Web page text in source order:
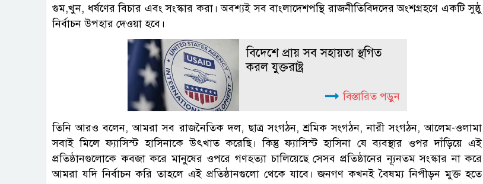
গুম,খুন, ধর্ষণের বিচার এবং সংস্কার করা। অবশ্যই সব বাংলাদেশপন্থি রাজনীতিবিদদের অংশগ্রহণে একটি সুষ্ঠু
নির্বাচন উপহার দেওয়া হবে।
বিদেশে প্রায় সব সহায়তা স্থগিত
করল যুক্তরাষ্ট্র
বিস্তারিত পড়ুন
তিনি আরও বলেন, আমরা সব রাজনৈতিক দল, ছাত্র সংগঠন, শ্রমিক সংগঠন, নারী সংগঠন, আলেম-ওলামা
সবাই মিলে ফ্যাসিস্ট হাসিনাকে উৎখাত করেছি। কিন্তু ফ্যাসিস্ট হাসিনা যে ব্যবস্থার ওপর দাঁড়িয়ে এই
প্রতিষ্ঠানগুলোকে কবজা করে মানুষের ওপরে গণহত্যা চালিয়েছে সেসব প্রতিষ্ঠানের ন্যূনতম সংস্কার না করে
আমরা যদি নির্বাচন করি তাহলে এই প্রতিষ্ঠানগুলো থেকে যাবে। জনগণ কখনই বৈষম্য নিপীড়ন মুক্ত হতে